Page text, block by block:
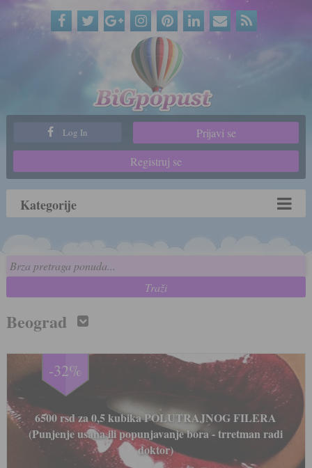
Log In
Prijavi se
Registruj se
Kategorije
Beograd
LIPOLIZA IGLICAMA - Medicinski tretman za
uklanjanje i topljenje masnih naslaga 8000 rsd (tretman
radi doktor)
-33%